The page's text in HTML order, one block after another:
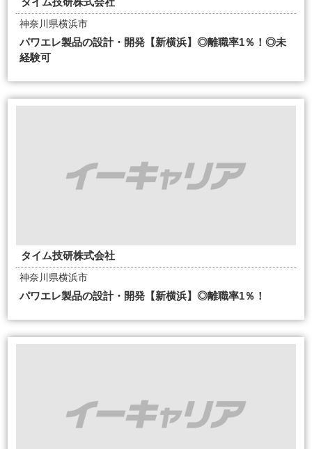
神奈川県横浜市
パワエレ製品の設計・開発【新横浜】◎離職率1％！◎未
経験可
タイム技研株式会社
神奈川県横浜市
パワエレ製品の設計・開発【新横浜】◎離職率1％！